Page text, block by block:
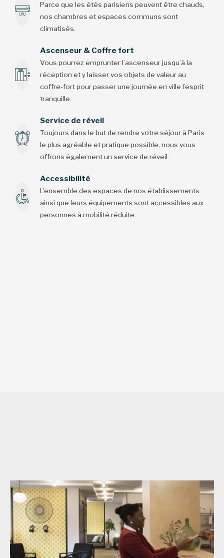
Parce que les étés parisiens peuvent être chauds,
nos chambres et espaces communs sont
climatisés.
Ascenseur & Coffre fort
Vous pourrez emprunter l’ascenseur jusqu’à la
réception et y laisser vos objets de valeur au
coffre-fort pour passer une journée en ville l’esprit
tranquille.
Service de réveil
Toujours dans le but de rendre votre séjour à Paris
le plus agréable et pratique possible, nous vous
offrons également un service de réveil.
Accessibilité
L'ensemble des espaces de nos établissements
ainsi que leurs équipements sont accessibles aux
personnes à mobilité réduite.